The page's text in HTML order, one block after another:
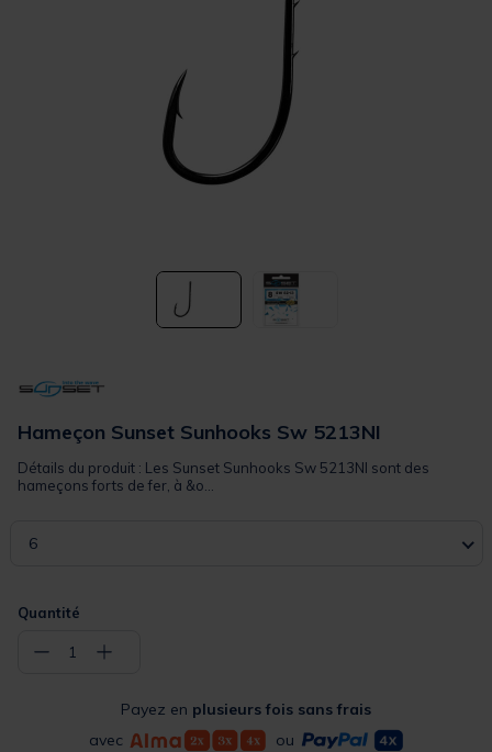
Hameçon Sunset Sunhooks Sw 5213NI
Détails du produit : Les Sunset Sunhooks Sw 5213NI sont des
hameçons forts de fer, à &o...
6
Quantité
− 1 +
Payez en plusieurs fois sans frais
avec
ou